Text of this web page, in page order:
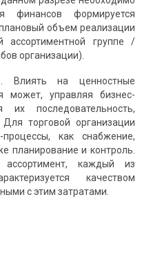
финансов формируется
объем реализации
группе /
организации).
Влиять на ценностные
может, управляя бизнес-
последовательность,
Для торговой организации
как снабжение,
планирование и контроль.
каждый из
качеством
с этим затратами.